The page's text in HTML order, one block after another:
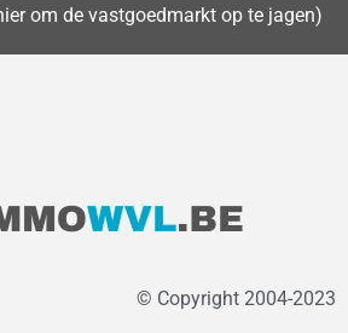
om de vastgoedmarkt op te jagen)
© Copyright 2004-2023